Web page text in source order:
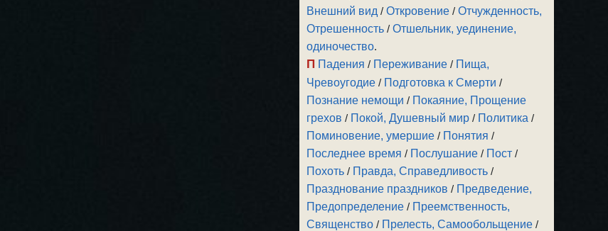
Внешний вид /Откровение /Отчужденность,
Отрешенность /Отшельник, уединение,
одиночество.
П Падения / Переживание / Пища,
Чревоугодие / Подготовка к Смерти /
Познание немощи / Покаяние, Прощение
грехов / Покой, Душевный мир / Политика /
Поминовение, умершие / Понятия /
Последнее время / Послушание / Пост /
Похоть / Правда, Справедливость /
Празднование праздников / Предведение,
Предопределение / Преемственность,
Священство / Прелесть, Самообольщение /